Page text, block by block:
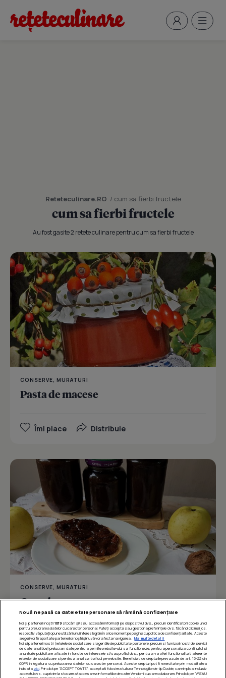
Reteteculinare.RO / cum sa fierbi fructele
cum sa fierbi fructele
Au fost gasite 2 retete culinare pentru cum sa fierbi fructele
CONSERVE, MURATURI
Pasta de macese
Îmi place Distribuie
CONSERVE, MURATURI
Gem de prune cu nuca
Îmi place Distribuie
Nouă ne pasă ca datele tale personale să rămână confidențiale
Noi și partenerii noștri 1019stocăm și/sau accesăm informații pe dispozitivul dvs., precum identificatorii cookie unici
pentru prelucrarea datelor cu caracter personal. Puteți accepta sau gestiona preferințele dvs. făcând clic mai jos,
respectiv vă puteți opune utilizării unui interes legitim în orice moment pe pagina cu politica de confidențialitate. Aceste
alegeri vor fi raportate partenerilor noștri și nu vă vor afecta navigarea.
Mai multe detalii
Noi si partenerii nostri (retelele de socializare si agentiile de publicitate partenere, precum si furnizorii nostri de servicii
de date analitice) prelucram date pentru a permite website-ului sa functioneze, pentru a personaliza continutul si
anunturile publicitare afisate in functie de interesele si/sau profilul dvs., pentru a va oferi functionalitati aferente
retelelor de socializare si pentru a analiza traficul pe website. Beneficiati de drepturile prevazute de art. 15-22 din
GDPR in legatura cu prelucrarea datelor cu caracter personal. Aceste drepturi pot fi exercitate prin modalitatea
indicata aici. Prin click pe “ACCEPT TOATE”, acceptati folosirea tuturor Tehnologiilor de tip Cookie, care implica inclusiv
acceptul dvs. cu privire la stocarea/accesarea informatiilor de catre Vendor-ii cu care colaboram. Prin click pe “VREAU